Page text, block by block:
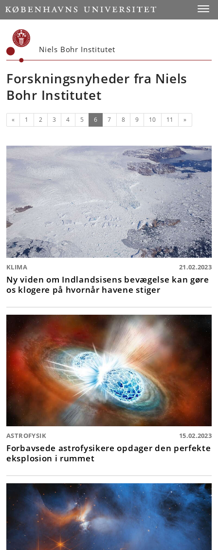
Start
Niels Bohr Institutet
Forskningsnyheder fra Niels
Bohr Institutet
Forrige
« 1 2 3 4 5 6(nuværende)
7 8 9 10 11 Næste
»
KLIMA 21.02.2023
Ny viden om Indlandsisens bevægelse kan gøre
os klogere på hvornår havene stiger
ASTROFYSIK 15.02.2023
Forbavsede astrofysikere opdager den perfekte
eksplosion i rummet